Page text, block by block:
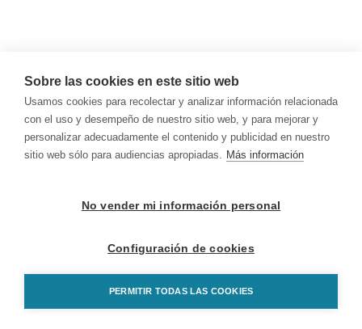
Sobre las cookies en este sitio web
Usamos cookies para recolectar y analizar información relacionada
con el uso y desempeño de nuestro sitio web, y para mejorar y
personalizar adecuadamente el contenido y publicidad en nuestro
sitio web sólo para audiencias apropiadas. Más información
No vender mi información personal
Configuración de cookies
PERMITIR TODAS LAS COOKIES